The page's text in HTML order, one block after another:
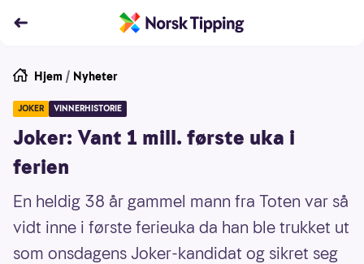
Hjem / Nyheter
JOKER VINNERHISTORIE
Joker: Vant 1 mill. første uka i
ferien
En heldig 38 år gammel mann fra Toten var så
vidt inne i første ferieuka da han ble trukket ut
som onsdagens Joker-kandidat og sikret seg